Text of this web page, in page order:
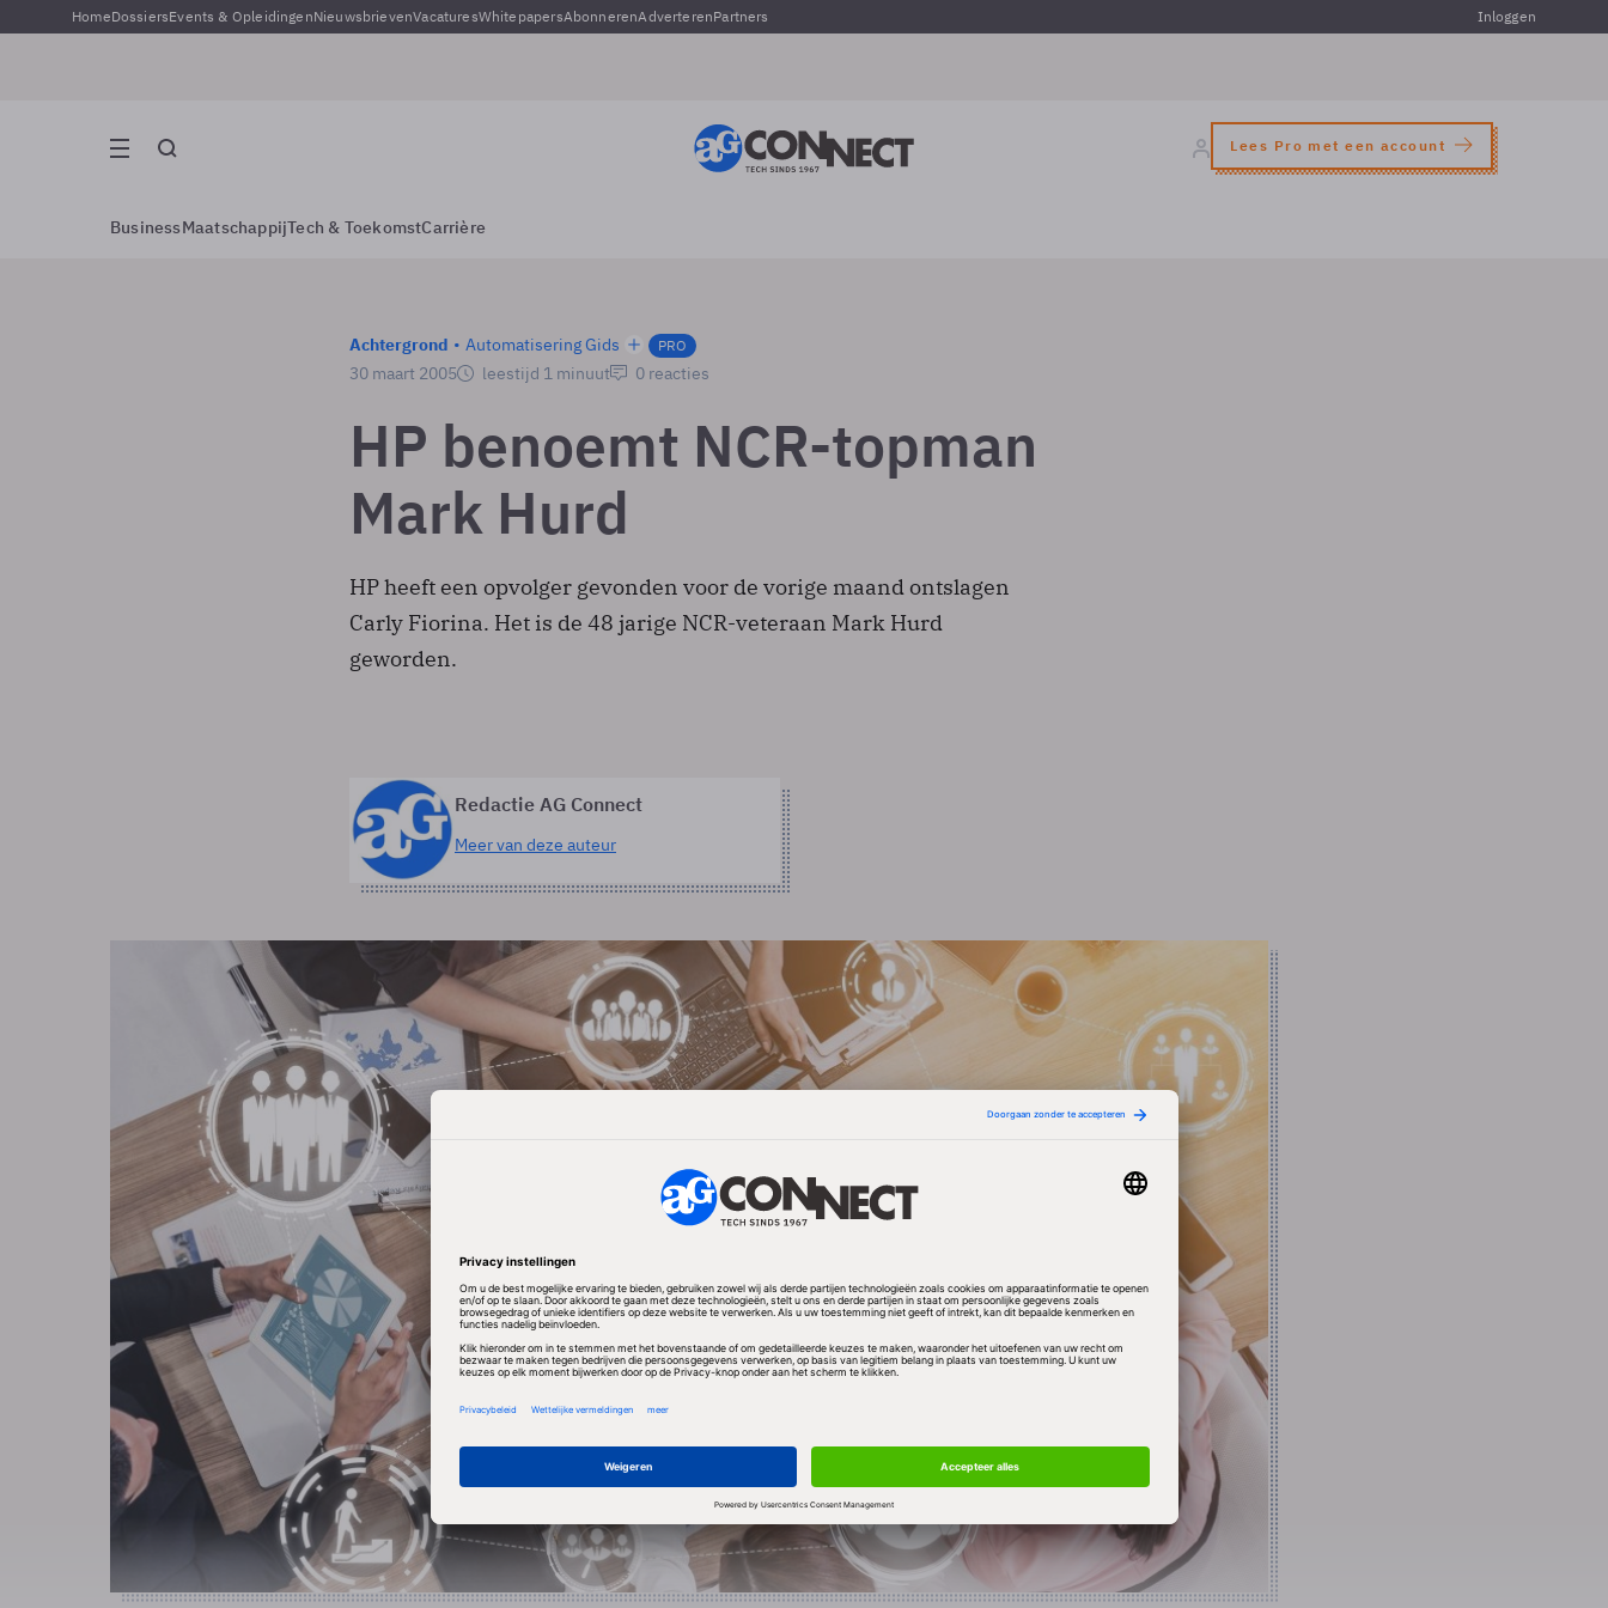
HomeDossiersEvents & OpleidingenNieuwsbrievenVacaturesWhitepapersAbonnerenAdverterenPartners Inloggen
Lees Pro met een account
BusinessMaatschappijTech & ToekomstCarrière
Achtergrond Automatisering Gids PRO
30 maart 2005 leestijd 1 minuut 0 reacties
HP benoemt NCR-topman
Mark Hurd
HP heeft een opvolger gevonden voor de vorige maand ontslagen
Carly Fiorina. Het is de 48 jarige NCR-veteraan Mark Hurd
geworden.
Redactie AG Connect
Meer van deze auteur